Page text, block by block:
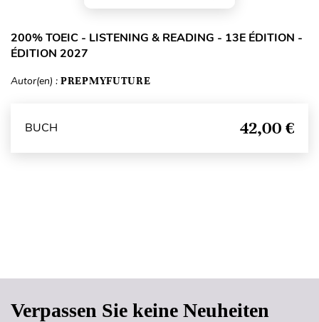
200% TOEIC - LISTENING & READING - 13E ÉDITION -
ÉDITION 2027
Autor(en) : PREPMYFUTURE
BUCH 42,00 €
Verpassen Sie keine Neuheiten